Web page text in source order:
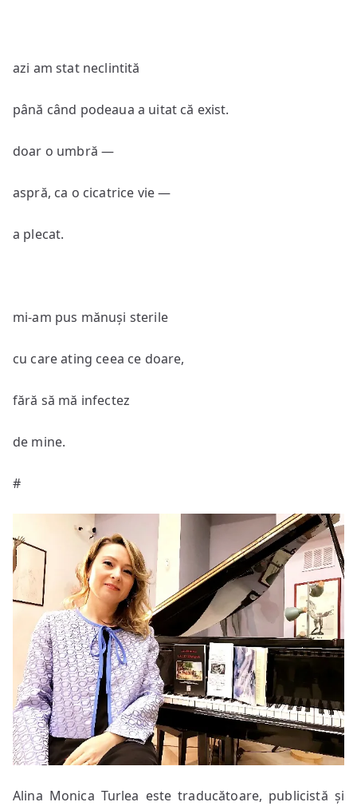
azi am stat neclintită
până când podeaua a uitat că exist.
doar o umbră —
aspră, ca o cicatrice vie —
a plecat.
mi-am pus mănuși sterile
cu care ating ceea ce doare,
fără să mă infectez
de mine.
#
Alina Monica Turlea este traducătoare, publicistă și